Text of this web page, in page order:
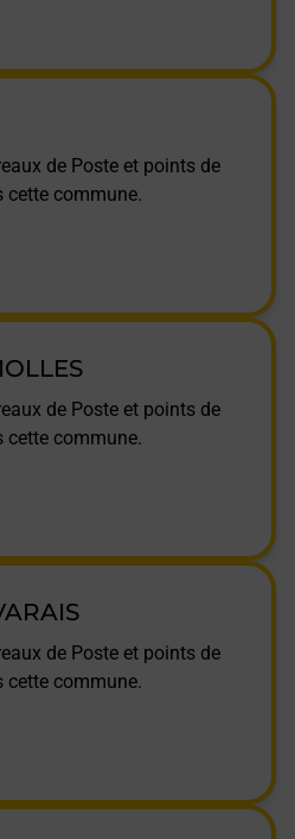
de Poste et points de
cette commune.
de Poste et points de
cette commune.
de Poste et points de
cette commune.